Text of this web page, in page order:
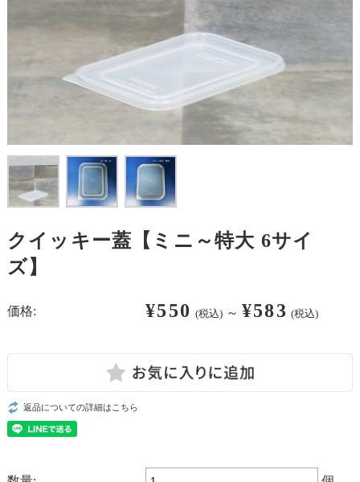
クイッキー蓋【ミニ～特大 6サイ
ズ】
価格: ¥550 (税込) ～ ¥583 (税込)
返品についての詳細はこちら